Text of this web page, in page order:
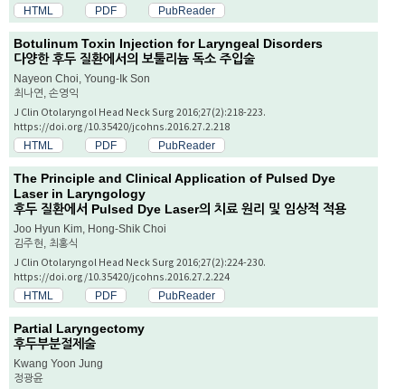
HTML PDF PubReader
Botulinum Toxin Injection for Laryngeal Disorders
다양한 후두 질환에서의 보툴리늄 독소 주입술
Nayeon Choi, Young-Ik Son
최나연, 손영익
J Clin Otolaryngol Head Neck Surg 2016;27(2):218-223.
https://doi.org/10.35420/jcohns.2016.27.2.218
HTML PDF PubReader
The Principle and Clinical Application of Pulsed Dye
Laser in Laryngology
후두 질환에서 Pulsed Dye Laser의 치료 원리 및 임상적 적용
Joo Hyun Kim, Hong-Shik Choi
김주현, 최홍식
J Clin Otolaryngol Head Neck Surg 2016;27(2):224-230.
https://doi.org/10.35420/jcohns.2016.27.2.224
HTML PDF PubReader
Partial Laryngectomy
후두부분절제술
Kwang Yoon Jung
정광윤